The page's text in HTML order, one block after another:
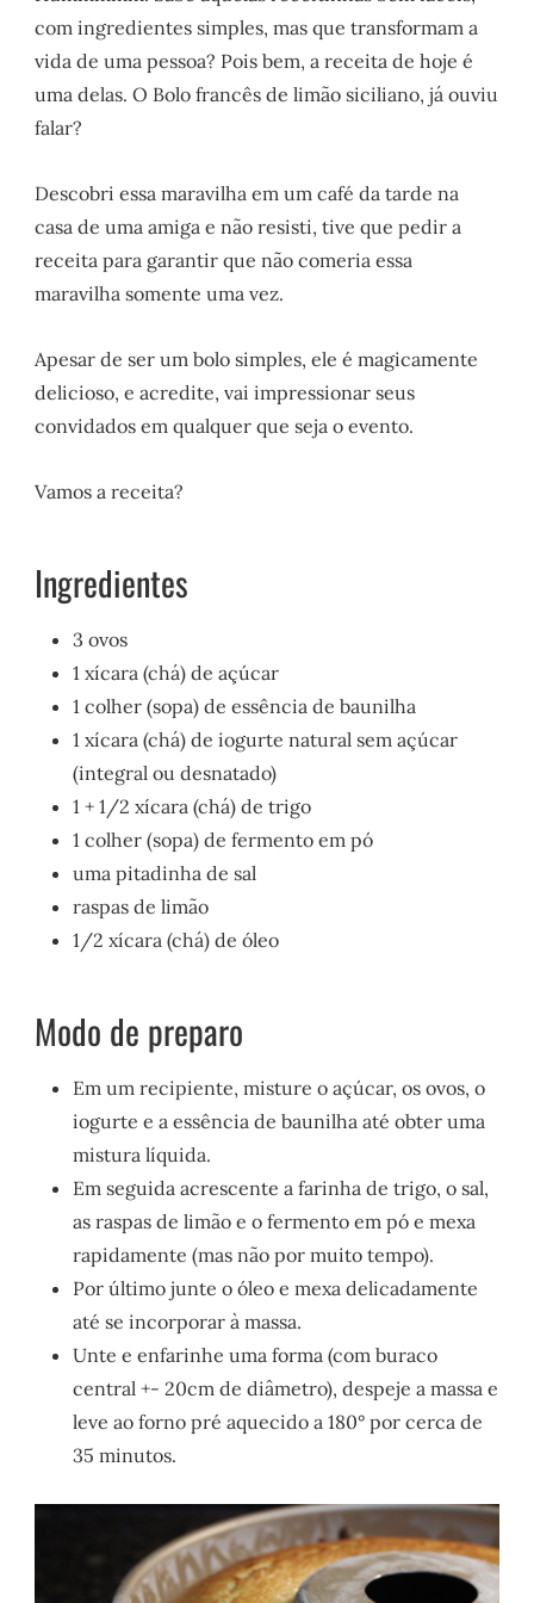
com ingredientes simples, mas que transformam a
vida de uma pessoa? Pois bem, a receita de hoje é
uma delas. O Bolo francês de limão siciliano, já ouviu
falar?
Descobri essa maravilha em um café da tarde na
casa de uma amiga e não resisti, tive que pedir a
receita para garantir que não comeria essa
maravilha somente uma vez.
Apesar de ser um bolo simples, ele é magicamente
delicioso, e acredite, vai impressionar seus
convidados em qualquer que seja o evento.
Vamos a receita?
Ingredientes
3 ovos
1 xícara (chá) de açúcar
1 colher (sopa) de essência de baunilha
1 xícara (chá) de iogurte natural sem açúcar
(integral ou desnatado)
1 + 1/2 xícara (chá) de trigo
1 colher (sopa) de fermento em pó
uma pitadinha de sal
raspas de limão
1/2 xícara (chá) de óleo
Modo de preparo
Em um recipiente, misture o açúcar, os ovos, o
iogurte e a essência de baunilha até obter uma
mistura líquida.
Em seguida acrescente a farinha de trigo, o sal,
as raspas de limão e o fermento em pó e mexa
rapidamente (mas não por muito tempo).
Por último junte o óleo e mexa delicadamente
até se incorporar à massa.
Unte e enfarinhe uma forma (com buraco
central +- 20cm de diâmetro), despeje a massa e
leve ao forno pré aquecido a 180° por cerca de
35 minutos.